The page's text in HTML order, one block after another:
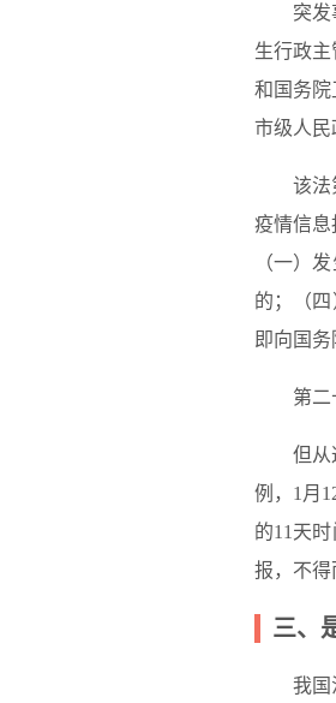
突
生行政
和国务院
市级人民
该法
疫情信息
（一）
的；（
即向国务
第
但从
例，1月
的11天
报，不得
三、
我国